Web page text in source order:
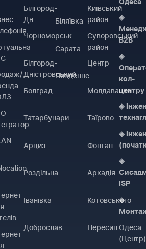
Білгород-
Дн.
Чорноморськ
Білгород-
Дністровський
Болград
Татарбунари
Арциз
Роздільна
Іванівка
Доброслав
Біляївка
Сарата
Пивденне
Київський
район
Суворовський
район
Центр
Молдаванка
Таїрово
Фонтан
Аркадія
Котовського
Пересип
Одеса
◈
B2B
◈
кол-
центру
◈
◈
◈
ISP
◈
Одеса
(Центр)